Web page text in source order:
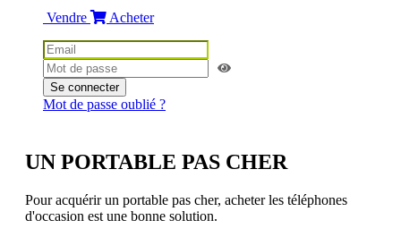
Vendre
Acheter
Se connecter
Mot de passe oublié ?
UN PORTABLE PAS CHER
Pour acquérir un portable pas cher, acheter les téléphones
d'occasion est une bonne solution.